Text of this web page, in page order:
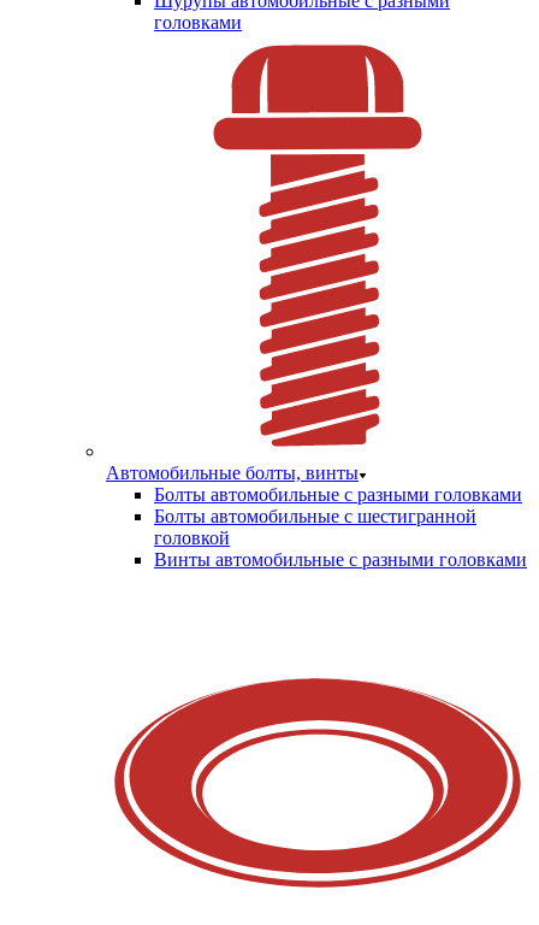
головками
Автомобильные болты, винты
Болты автомобильные с разными головками
Болты автомобильные с шестигранной
головкой
Винты автомобильные с разными головками